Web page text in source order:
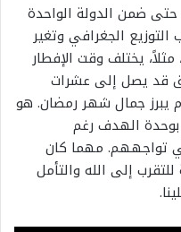
حتى ضمن الدولة الواحدة
الجغرافي وتغير
يختلف وقت الإفطار
قد يصل إلى عشرات
يبرز جمال شهر رمضان. هو
بوحدة الهدف رغم
تواجههم. مهما كان
إلى الله والتأمل